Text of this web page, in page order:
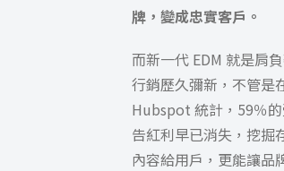
牌，變成忠實客戶。
而新一代 EDM 就是肩
行銷歷久彌新，不管是
Hubspot 統計，59％
告紅利早已消失，挖掘
內容給用戶，更能讓品